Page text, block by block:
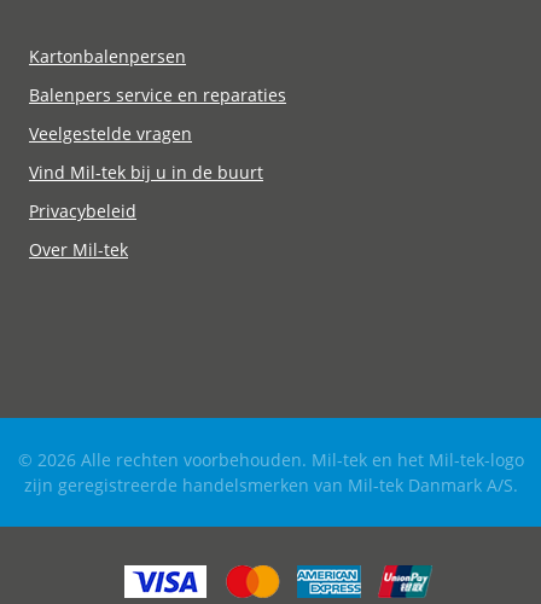
Kartonbalenpersen
Balenpers service en reparaties
Veelgestelde vragen
Vind Mil-tek bij u in de buurt
Privacybeleid
Over Mil-tek
© 2026 Alle rechten voorbehouden. Mil-tek en het Mil-tek-logo
zijn geregistreerde handelsmerken van Mil-tek Danmark A/S.